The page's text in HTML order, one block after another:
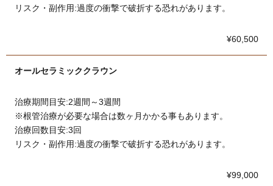
リスク・副作用:過度の衝撃で破折する恐れがあります。
¥60,500
オールセラミッククラウン
治療期間目安:2週間～3週間
※根管治療が必要な場合は数ヶ月かかる事もあります。
治療回数目安:3回
リスク・副作用:過度の衝撃で破折する恐れがあります。
¥99,000